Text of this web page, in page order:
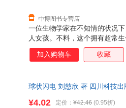
一位生物学家在不知情的状况
人女孩。不料，这个拥有超常
头”的目标；与此同时，“维护
类，欲将其置于死地。 在“新
世，从懵懂到成熟，黑人少女
中博图书专营店
加入购物车 收藏
球状闪电 刘慈欣 著 四川科技
¥4.02 定价： ¥42.46 (0.95折)